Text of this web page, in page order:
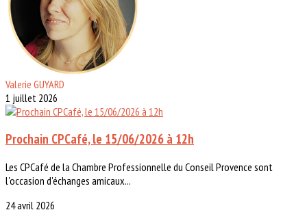
Valerie GUYARD
1 juillet 2026
Prochain CPCafé, le 15/06/2026 à 12h
Les CPCafé de la Chambre Professionnelle du Conseil Provence sont
l'occasion d'échanges amicaux...
24 avril 2026